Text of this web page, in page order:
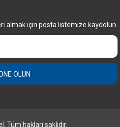
almak için posta listemize kaydolun
OLUN
Tüm hakları saklıdır.